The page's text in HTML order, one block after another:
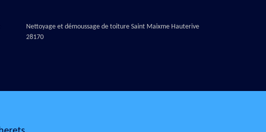
Nettoyage et démoussage de toiture Saint Maixme Hauterive
28170